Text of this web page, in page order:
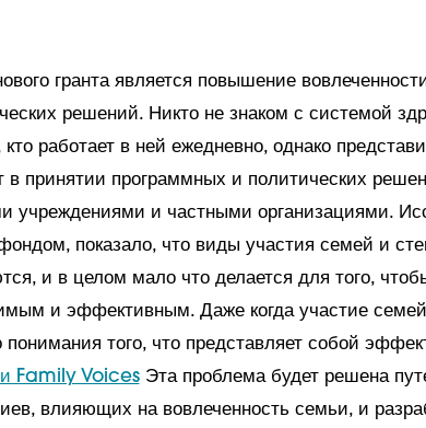
гранта является повышение
решений. Никто не знаком с системой
работает в ней ежедневно, однако
в принятии программных и политических
учреждениями и частными организациями.
показало, что виды участия семей и
и в целом мало что делается для того,
и эффективным. Даже когда участие семей
того, что представляет собой
Family VoicesЭта проблема будет решена
влияющих на вовлеченность семьи, и